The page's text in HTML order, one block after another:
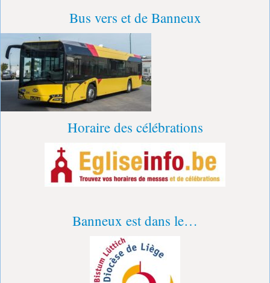
Bus vers et de Banneux
Horaire des célébrations
Banneux est dans le…